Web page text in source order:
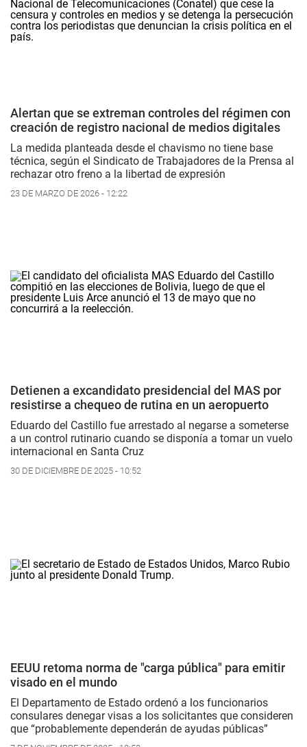
Alertan que se extreman controles del régimen con
creación de registro nacional de medios digitales
La medida planteada desde el chavismo no tiene base
técnica, según el Sindicato de Trabajadores de la Prensa al
rechazar otro freno a la libertad de expresión
23 DE MARZO DE 2026 - 12:22
Detienen a excandidato presidencial del MAS por
resistirse a chequeo de rutina en un aeropuerto
Eduardo del Castillo fue arrestado al negarse a someterse
a un control rutinario cuando se disponía a tomar un vuelo
internacional en Santa Cruz
30 DE DICIEMBRE DE 2025 - 10:52
EEUU retoma norma de "carga pública" para emitir
visado en el mundo
El Departamento de Estado ordenó a los funcionarios
consulares denegar visas a los solicitantes que consideren
que “probablemente dependerán de ayudas públicas”